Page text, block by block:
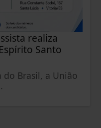
realiza
Santo
Brasil, a União